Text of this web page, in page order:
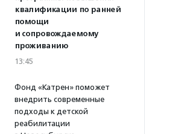
квалификации по ранней
помощи
и сопровождаемому
проживанию
13:45
Фонд «Катрен» поможет
внедрить современные
подходы к детской
реабилитации